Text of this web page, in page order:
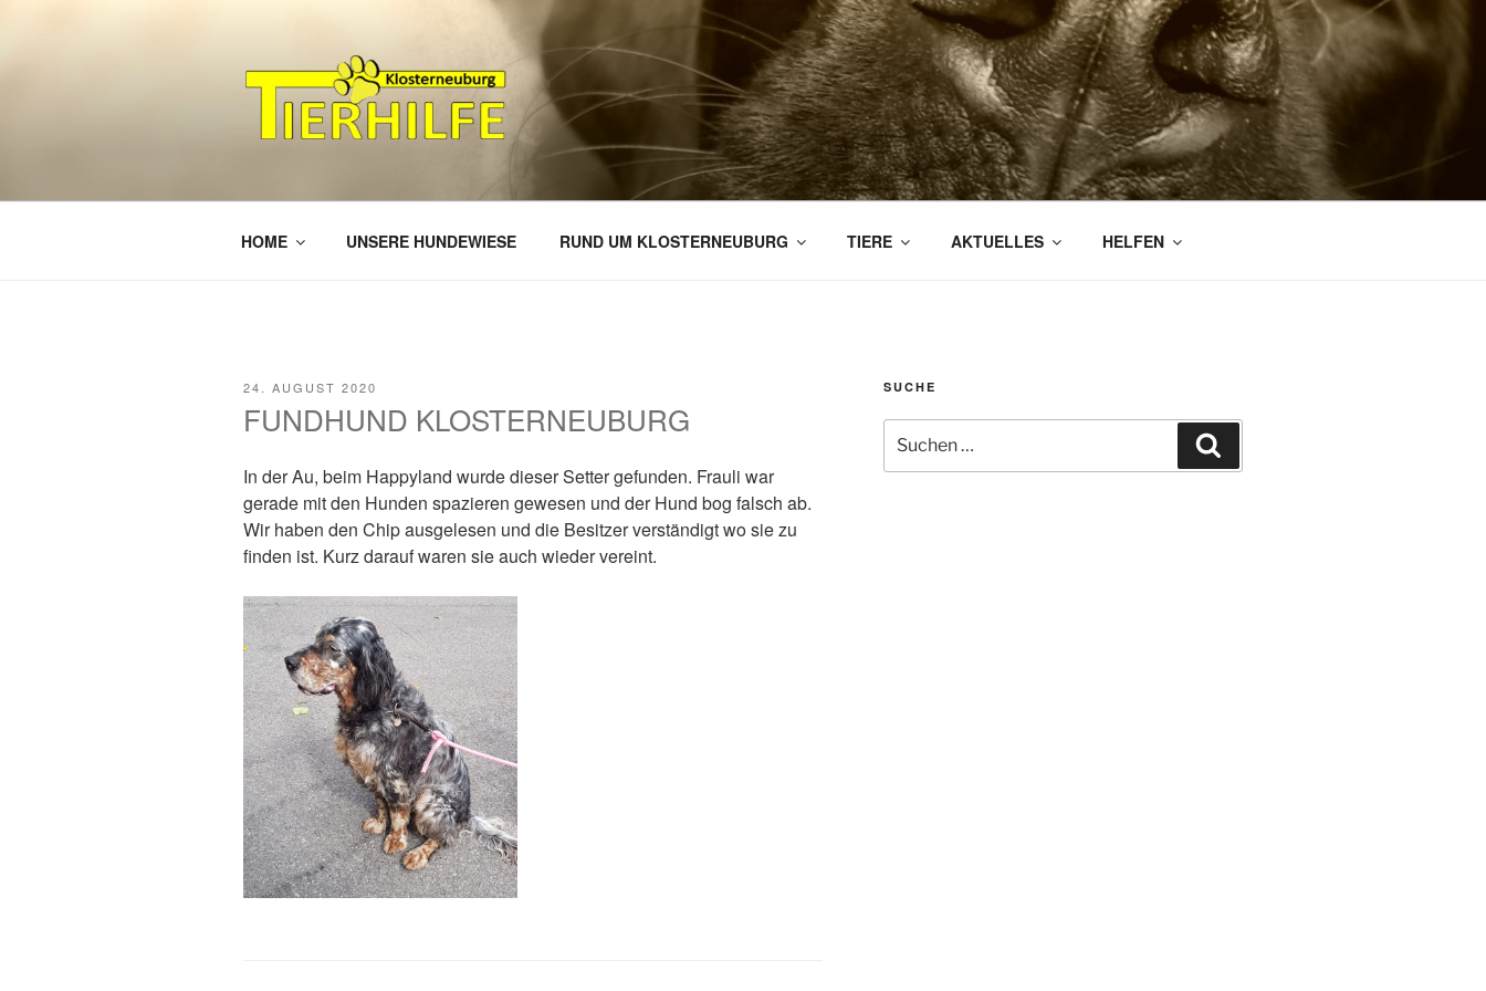
HELFEN, WO HILFE GEBRAUCHT WIRD –
TIERHILFE KLOSTERNEUBURG
HOME UNSERE HUNDEWIESE RUND UM KLOSTERNEUBURG TIERE AKTUELLES HELFEN
VERÖFFENTLICHT
24. AUGUST 2020
FUNDHUND KLOSTERNEUBURG
In der Au, beim Happyland wurde dieser Setter gefunden. Frauli war
gerade mit den Hunden spazieren gewesen und der Hund bog falsch ab.
Wir haben den Chip ausgelesen und die Besitzer verständigt wo sie zu
finden ist. Kurz darauf waren sie auch wieder vereint.
SUCHE
nach: